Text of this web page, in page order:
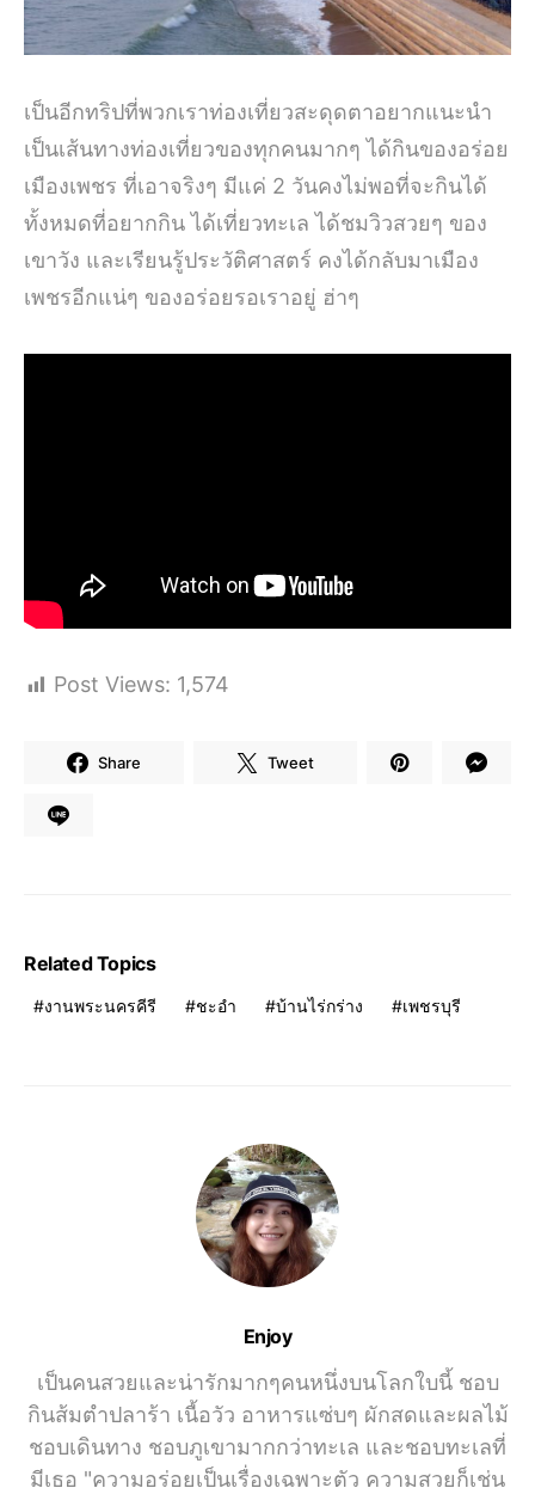
เป็นอีกทริปที่พวกเราท่องเที่ยวสะดุดตาอยากแนะนำ
เป็นเส้นทางท่องเที่ยวของทุกคนมากๆ ได้กินของอร่อย
เมืองเพชร ที่เอาจริงๆ มีแค่ 2 วันคงไม่พอที่จะกินได้
ทั้งหมดที่อยากกิน ได้เที่ยวทะเล ได้ชมวิวสวยๆ ของ
เขาวัง และเรียนรู้ประวัติศาสตร์ คงได้กลับมาเมือง
เพชรอีกแน่ๆ ของอร่อยรอเราอยู่ ฮ่าๆ
Post Views: 1,574
Share Tweet
Related Topics
งานพระนครคีรี ชะอำ บ้านไร่กร่าง เพชรบุรี
Enjoy
เป็นคนสวยและน่ารักมากๆคนหนึ่งบนโลกใบนี้ ชอบ
กินส้มตำปลาร้า เนื้อวัว อาหารแซ่บๆ ผักสดและผลไม้
ชอบเดินทาง ชอบภูเขามากกว่าทะเล และชอบทะเลที่
มีเธอ "ความอร่อยเป็นเรื่องเฉพาะตัว ความสวยก็เช่น